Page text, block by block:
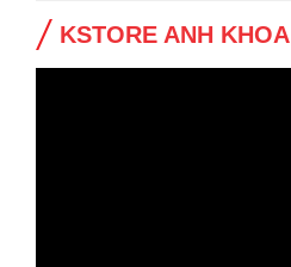
KSTORE ANH KHOA